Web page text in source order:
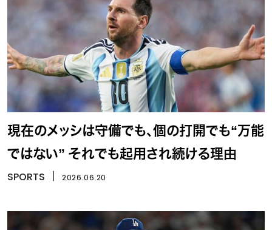
現在のメッシは守備でも、個の打開でも“万能
ではない” それでも起用され続ける理由
SPORTS 2026.06.20